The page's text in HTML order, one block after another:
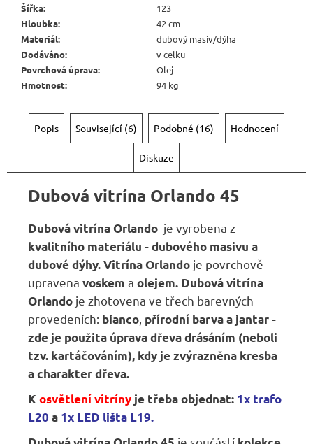
Šířka:
123
Hloubka:
42 cm
Materiál:
dubový masiv/dýha
Dodáváno:
v celku
Povrchová úprava:
Olej
Hmotnost: 94 kg
Popis Související (6) Podobné (16) Hodnocení
Diskuze
Dubová vitrína Orlando 45
Dubová vitrína Orlando je vyrobena z
kvalitního materiálu - dubového masivu a
dubové dýhy. Vitrína Orlando je povrchově
upravena voskem a olejem. Dubová vitrína
Orlando je zhotovena ve třech barevných
provedeních: bianco, přírodní barva a jantar -
zde je použita úprava dřeva drásáním (neboli
tzv. kartáčováním), kdy je zvýrazněna kresba
a charakter dřeva.
Kosvětlení vitríny je třeba objednat: 1x trafo
L20 a 1x LED lišta L19.